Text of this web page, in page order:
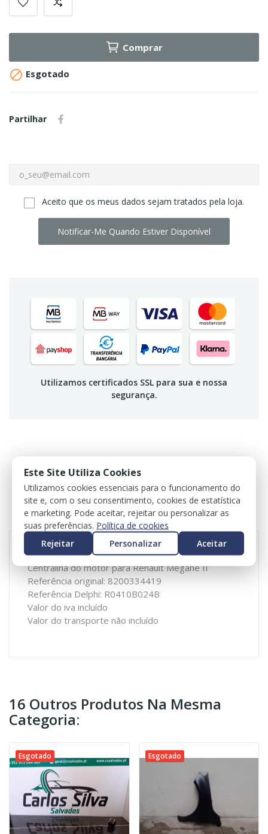
Comprar
 Esgotado
Partilhar
Aceito que os meus dados sejam tratados pela loja.
Notificar-Me Quando Estiver Disponível
Utilizamos certificados SSL para sua e nossa
segurança.
ESPECIFICAÇÕES
REVIEWS
Centralina do motor para Renault Megane II
Referência original: 8200334419
Referência Delphi: R0410B024B
Valor do iva incluído
Valor do transporte não incluído
16 Outros Produtos Na Mesma
Categoria:
Esgotado Esgotado
Este Site Utiliza Cookies
Utilizamos cookies essenciais para o funcionamento do
site e, com o seu consentimento, cookies de estatística
e marketing. Pode aceitar, rejeitar ou personalizar as
suas preferências. Política de cookies
Rejeitar
Personalizar Aceitar